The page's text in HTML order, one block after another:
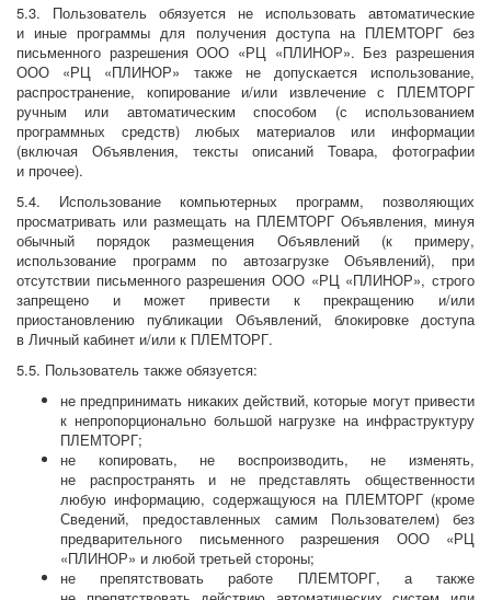
5.3. Пользователь обязуется не использовать автоматические
и иные программы для получения доступа на ПЛЕМТОРГ без
письменного разрешения ООО «РЦ «ПЛИНОР». Без разрешения
ООО «РЦ «ПЛИНОР» также не допускается использование,
распространение, копирование и/или извлечение с ПЛЕМТОРГ
ручным или автоматическим способом (с использованием
программных средств) любых материалов или информации
(включая Объявления, тексты описаний Товара, фотографии
и прочее).
5.4. Использование компьютерных программ, позволяющих
просматривать или размещать на ПЛЕМТОРГ Объявления, минуя
обычный порядок размещения Объявлений (к примеру,
использование программ по автозагрузке Объявлений), при
отсутствии письменного разрешения ООО «РЦ «ПЛИНОР», строго
запрещено и может привести к прекращению и/или
приостановлению публикации Объявлений, блокировке доступа
в Личный кабинет и/или к ПЛЕМТОРГ.
5.5. Пользователь также обязуется:
не предпринимать никаких действий, которые могут привести
к непропорционально большой нагрузке на инфраструктуру
ПЛЕМТОРГ;
не копировать, не воспроизводить, не изменять,
не распространять и не представлять общественности
любую информацию, содержащуюся на ПЛЕМТОРГ (кроме
Сведений, предоставленных самим Пользователем) без
предварительного письменного разрешения ООО «РЦ
«ПЛИНОР» и любой третьей стороны;
не препятствовать работе ПЛЕМТОРГ, а также